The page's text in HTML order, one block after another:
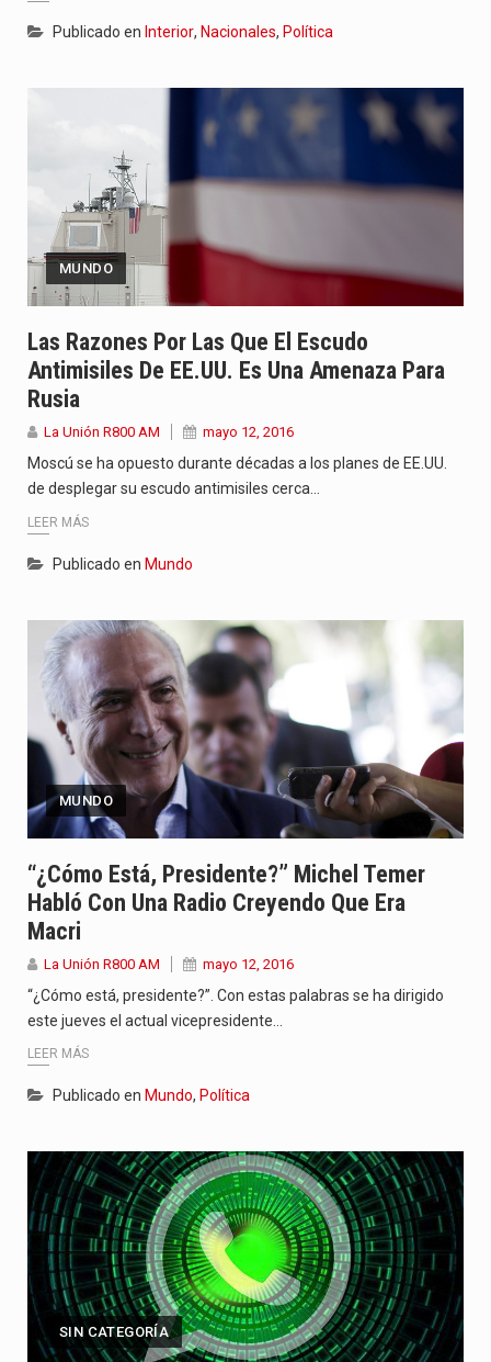
Publicado en Interior, Nacionales, Política
MUNDO
Las Razones Por Las Que El Escudo
Antimisiles De EE.UU. Es Una Amenaza Para
Rusia
La Unión R800 AM mayo 12, 2016
Moscú se ha opuesto durante décadas a los planes de EE.UU.
de desplegar su escudo antimisiles cerca…
LEER MÁS
Publicado en Mundo
MUNDO
“¿Cómo Está, Presidente?” Michel Temer
Habló Con Una Radio Creyendo Que Era
Macri
La Unión R800 AM mayo 12, 2016
“¿Cómo está, presidente?”. Con estas palabras se ha dirigido
este jueves el actual vicepresidente…
LEER MÁS
Publicado en Mundo, Política
SIN CATEGORÍA